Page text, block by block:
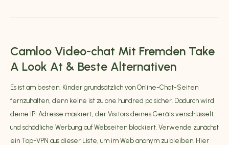
Camloo Video-chat Mit Fremden Take
A Look At & Beste Alternativen
Es ist am besten, Kinder grundsätzlich von Online-Chat-Seiten
fernzuhalten, denn keine ist zu one hundred pc sicher. Dadurch wird
deine IP-Adresse maskiert, der Visitors deines Geräts verschlüsselt
und schädliche Werbung auf Webseiten blockiert. Verwende zunächst
ein Top-VPN aus dieser Liste, um im Web anonym zu bleiben. Hier